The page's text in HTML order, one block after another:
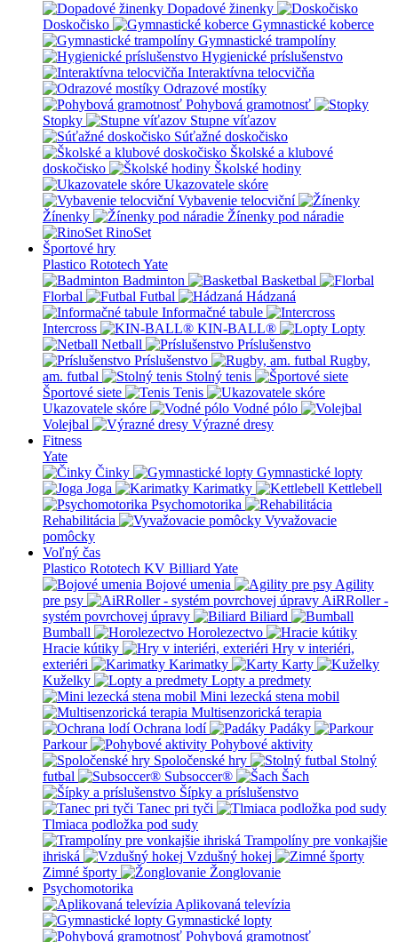
Dopadové žinenky
Doskočisko
Gymnastické koberce
Gymnastické trampolíny
Hygienické príslušenstvo
Interaktívna telocvičňa
Odrazové mostíky
Pohybová gramotnosť
Stopky
Stupne víťazov
Súťažné doskočisko
Školské a klubové
doskočisko
Školské hodiny
Ukazovatele skóre
Vybavenie telocviční
Žínenky
Žínenky pod náradie
RinoSet
Športové hry
Plastico Rototech Yate
Badminton
Basketbal
Florbal
Futbal
Hádzaná
Informačné tabule
Intercross
KIN-BALL®
Lopty
Netball
Príslušenstvo
Príslušenstvo
Rugby,
am. futbal
Stolný tenis
Športové siete
Tenis
Ukazovatele skóre
Vodné pólo
Volejbal
Výrazné dresy
Fitness
Yate
Činky
Gymnastické lopty
Joga
Karimatky
Kettlebell
Psychomotorika
Rehabilitácia
Vyvažovacie
pomôcky
Voľný čas
Plastico Rototech KV Billiard Yate
Bojové umenia
Agility
pre psy
AiRRoller -
systém povrchovej úpravy
Biliard
Bumball
Horolezectvo
Hracie kútiky
Hry v interiéri,
exteriéri
Karimatky
Karty
Kuželky
Lopty a predmety
Mini lezecká stena mobil
Multisenzorická terapia
Ochrana lodí
Padáky
Parkour
Pohybové aktivity
Spoločenské hry
Stolný
futbal
Subsoccer®
Šach
Šípky a príslušenstvo
Tanec pri tyči
Tlmiaca podložka pod sudy
Trampolíny pre vonkajšie
ihriská
Vzdušný hokej
Zimné športy
Žonglovanie
Psychomotorika
Aplikovaná televízia
Gymnastické lopty
Pohybová gramotnosť